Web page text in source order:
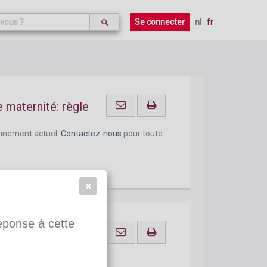
Se connecter nl fr
maternité: règle
actuel. Contactez-nous pour toute
d'un
de
à cette